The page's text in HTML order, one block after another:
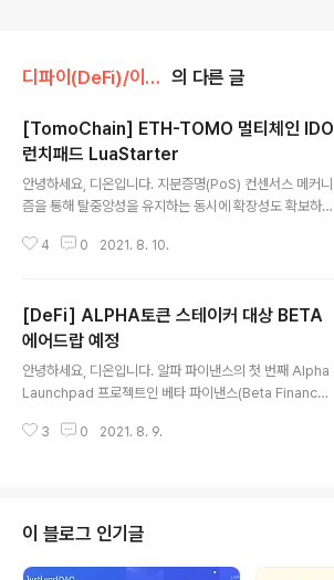
디파이(DeFi)/이더리움 의 다른 글
[TomoChain] ETH-TOMO 멀티체인 IDO
런치패드 LuaStarter
안녕하세요, 디온입니다. 지분증명(PoS) 컨센서스 메커니
즘을 통해 탈중앙성을 유지하는 동시에 확장성도 확보하여
블록체인인 토모체인(Tomochain) 기반의 LuaSwap에
IDO Platform on LuaSwap 1. LuaStarter란? 기존 런
치패드의 가장 중요한 문제를 해결하기 위해 개선된 수십
개의 새로운 프로젝트를 LuaSwap의 멀티체인 생태계에
온보딩하는 최초의 IDO 플랫폼입니다. LuaStarter 홈페
이지 : https://starter.luaswap.org/# 2. LuaSta..
4 0 2021. 8. 10.
[DeFi] ALPHA토큰 스테이커 대상 BETA
에어드랍 예정
안녕하세요, 디온입니다. 알파 파이낸스의 첫 번째 Alpha
Launchpad 프로젝트인 베타 파이낸스(Beta Finance)
위해 빌더가 만든 최초이자 유일한 디파이 인큐베이터 프
큰을 스테이킹하는 경우 알파 런치패드를 통해 출시되는
프로젝트의 토큰들의 에어드랍을 받을 수 있다는 점이며,
BETA토큰도 ALPHA 토큰 스테이커들에게 에어드랍이
3 0 2021. 8. 9.
이 블로그 인기글